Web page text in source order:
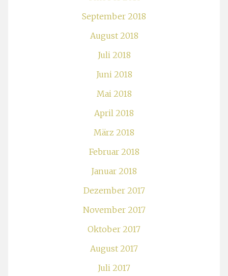
September 2018
August 2018
Juli 2018
Juni 2018
Mai 2018
April 2018
März 2018
Februar 2018
Januar 2018
Dezember 2017
November 2017
Oktober 2017
August 2017
Juli 2017